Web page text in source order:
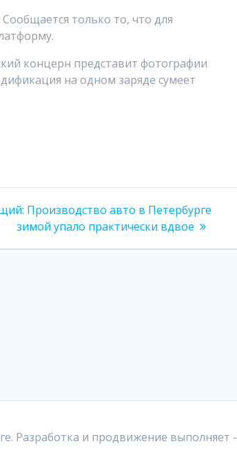
только то, что для
концерн представит фотографии
на одном заряде сумеет
Следующая
запись:
Производство авто в Петербурге
зимой упало практически вдвое
Разработка и продвижение выполняет -